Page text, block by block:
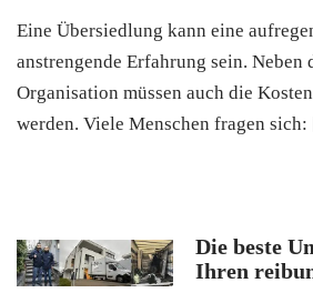
Eine Übersiedlung kann eine
anstrengende Erfahrung sein. Neben
Organisation müssen auch die
werden. Viele Menschen fragen
Die beste
Ihren